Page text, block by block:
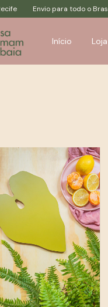
Envio para todo o Brasil
Início Loja